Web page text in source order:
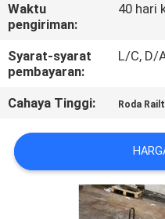
HUBUNGI
KAMI
BERITA
SEMUA
KASUS
Waktu
pengiriman:
40 hari
Syarat-syarat
pembayaran:
L/C, D/
Cahaya Tinggi: Roda